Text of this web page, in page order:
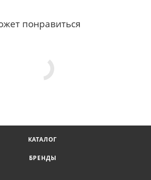
понравиться
КАТАЛОГ
БРЕНДЫ